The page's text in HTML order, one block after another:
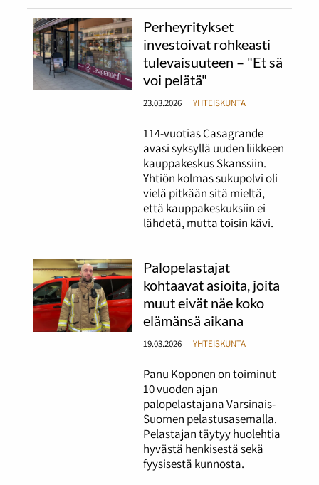
Perheyritykset
investoivat rohkeasti
tulevaisuuteen – "Et sä
voi pelätä"
23.03.2026 YHTEISKUNTA
114-vuotias Casagrande
avasi syksyllä uuden liikkeen
kauppakeskus Skanssiin.
Yhtiön kolmas sukupolvi oli
vielä pitkään sitä mieltä,
että kauppakeskuksiin ei
lähdetä, mutta toisin kävi.
Palopelastajat
kohtaavat asioita, joita
muut eivät näe koko
elämänsä aikana
19.03.2026 YHTEISKUNTA
Panu Koponen on toiminut
10 vuoden ajan
palopelastajana Varsinais-
Suomen pelastusasemalla.
Pelastajan täytyy huolehtia
hyvästä henkisestä sekä
fyysisestä kunnosta.